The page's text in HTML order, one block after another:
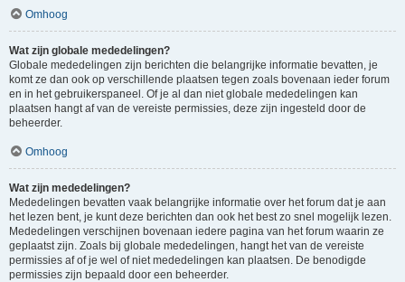
Omhoog
Wat zijn globale mededelingen?
Globale mededelingen zijn berichten die belangrijke informatie bevatten, je
komt ze dan ook op verschillende plaatsen tegen zoals bovenaan ieder forum
en in het gebruikerspaneel. Of je al dan niet globale mededelingen kan
plaatsen hangt af van de vereiste permissies, deze zijn ingesteld door de
beheerder.
Omhoog
Wat zijn mededelingen?
Mededelingen bevatten vaak belangrijke informatie over het forum dat je aan
het lezen bent, je kunt deze berichten dan ook het best zo snel mogelijk lezen.
Mededelingen verschijnen bovenaan iedere pagina van het forum waarin ze
geplaatst zijn. Zoals bij globale mededelingen, hangt het van de vereiste
permissies af of je wel of niet mededelingen kan plaatsen. De benodigde
permissies zijn bepaald door een beheerder.